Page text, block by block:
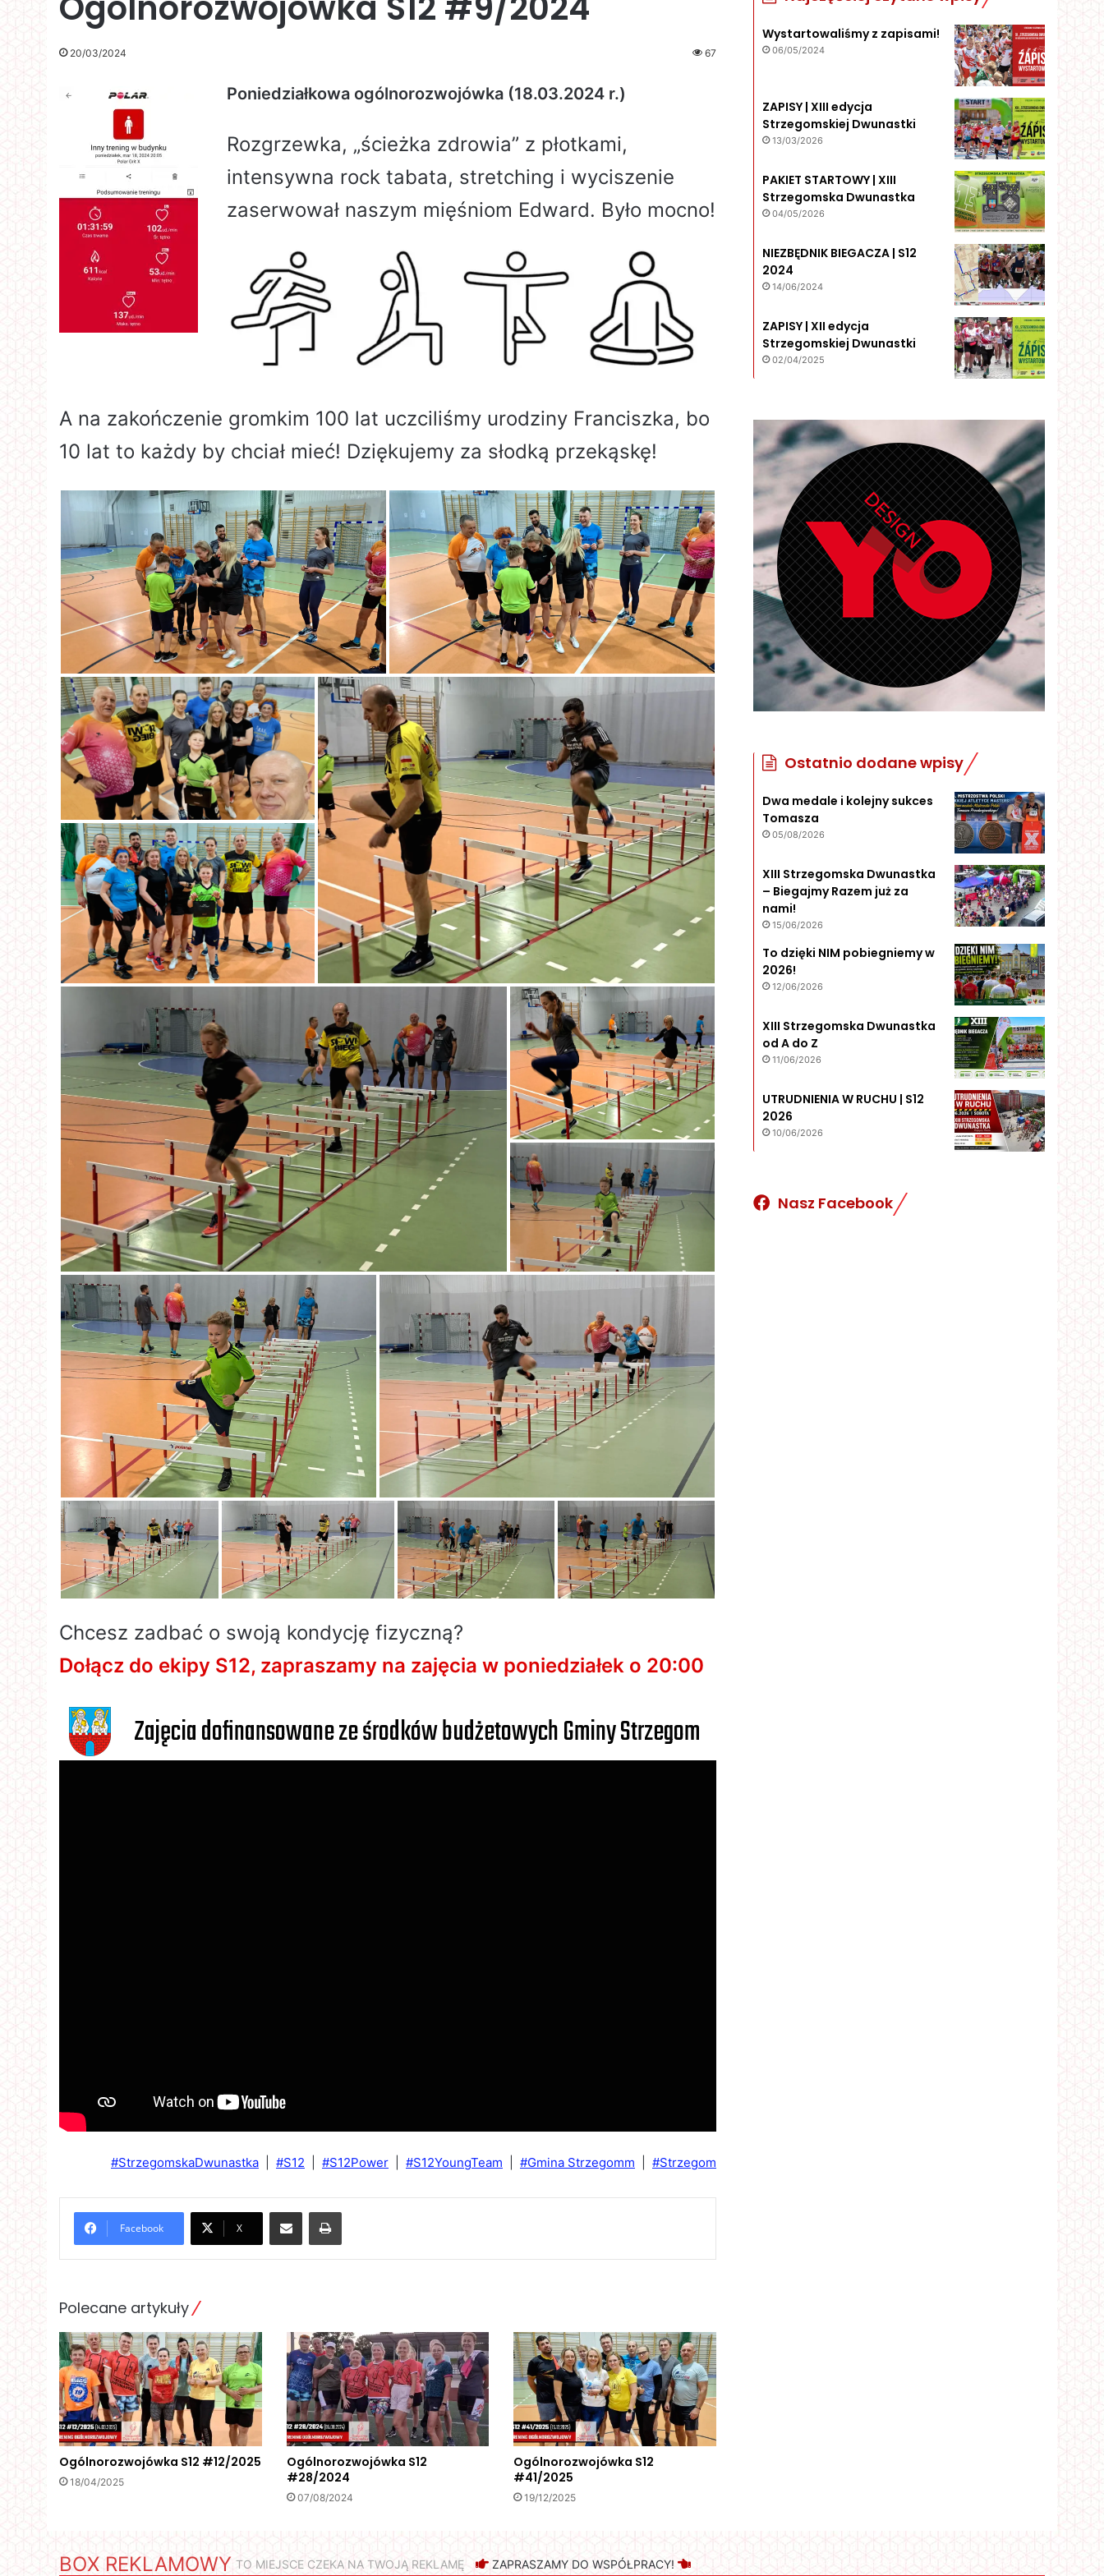
20/03/2024 67
Poniedziałkowa ogólnorozwojówka (18.03.2024 r.)
Rozgrzewka, „ścieżka zdrowia” z płotkami,
intensywna rock tabata, stretching i wyciszenie
zaserwował naszym mięśniom Edward. Było mocno!
A na zakończenie gromkim 100 lat uczciliśmy urodziny Franciszka, bo
10 lat to każdy by chciał mieć! Dziękujemy za słodką przekąskę!
Chcesz zadbać o swoją kondycję fizyczną?
Dołącz do ekipy S12, zapraszamy na zajęcia w poniedziałek o 20:00
Zajęcia dofinansowane ze środków budżetowych Gminy Strzegom
#StrzegomskaDwunastka #S12 #S12Power #S12YoungTeam #Gmina Strzegomm #Strzegom
Facebook X
Udostępnij poprzez e-mail Drukuj
Polecane artykuły
Ogólnorozwojówka S12 #12/2025
18/04/2025
Ogólnorozwojówka S12
#28/2024
07/08/2024
Ogólnorozwojówka S12
#41/2025
19/12/2025
Wystartowaliśmy z zapisami!
06/05/2024
ZAPISY | XIII edycja
Strzegomskiej Dwunastki
13/03/2026
PAKIET STARTOWY | XIII
Strzegomska Dwunastka
04/05/2026
NIEZBĘDNIK BIEGACZA | S12
2024
14/06/2024
ZAPISY | XII edycja
Strzegomskiej Dwunastki
02/04/2025
Ostatnio dodane wpisy
Dwa medale i kolejny sukces
Tomasza
05/08/2026
XIII Strzegomska Dwunastka
– Biegajmy Razem już za
nami!
15/06/2026
To dzięki NIM pobiegniemy w
2026!
12/06/2026
XIII Strzegomska Dwunastka
od A do Z
11/06/2026
UTRUDNIENIA W RUCHU | S12
2026
10/06/2026
Nasz Facebook
BOX REKLAMOWY TO MIEJSCE CZEKA NA TWOJĄ REKLAMĘ ZAPRASZAMY DO WSPÓŁPRACY!